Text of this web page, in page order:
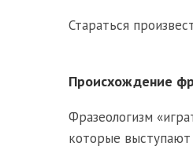
Стараться
Происхождение
Фразеологизм
которые